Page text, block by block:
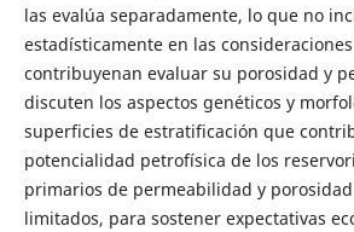
las evalúa separadamente, lo que no
estadísticamente en las
contribuyenan evaluar su porosidad y
discuten los aspectos genéticos y
superficies de estratificación que
potencialidad petrofísica de los
primarios de permeabilidad y
limitados, para sostener expectativas